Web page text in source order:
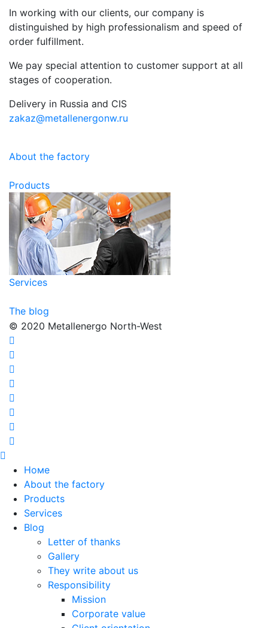
In working with our clients, our company is
distinguished by high professionalism and speed of
order fulfillment.
We pay special attention to customer support at all
stages of cooperation.
Delivery in Russia and CIS
zakaz@metallenergonw.ru
About the factory
Products
Services
The blog
© 2020 Metallenergo North-West
Номе
About the factory
Products
Services
Blog
Letter of thanks
Gallery
They write about us
Responsibility
Mission
Corporate value